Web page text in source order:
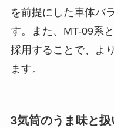
を前提にした車体バ
す。また、MT-09系
採用することで、よ
ます。
3気筒のうま味と扱